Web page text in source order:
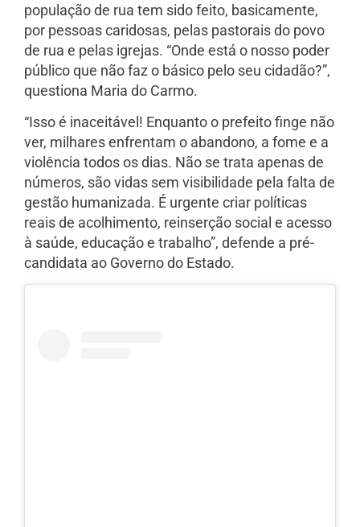
população de rua tem sido feito, basicamente,
por pessoas caridosas, pelas pastorais do povo
de rua e pelas igrejas. “Onde está o nosso poder
público que não faz o básico pelo seu cidadão?”,
questiona Maria do Carmo.
“Isso é inaceitável! Enquanto o prefeito finge não
ver, milhares enfrentam o abandono, a fome e a
violência todos os dias. Não se trata apenas de
números, são vidas sem visibilidade pela falta de
gestão humanizada. É urgente criar políticas
reais de acolhimento, reinserção social e acesso
à saúde, educação e trabalho”, defende a pré-
candidata ao Governo do Estado.